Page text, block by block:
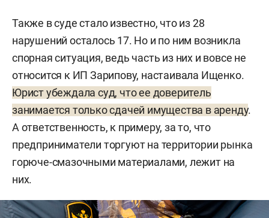
Также в суде стало известно, что из 28
нарушений осталось 17. Но и по ним возникла
спорная ситуация, ведь часть из них и вовсе не
относится к ИП Зарипову, настаивала Ищенко.
Юрист убеждала суд, что ее доверитель
занимается только сдачей имущества в аренду.
А ответственность, к примеру, за то, что
предприниматели торгуют на территории рынка
горюче-смазочными материалами, лежит на
них.